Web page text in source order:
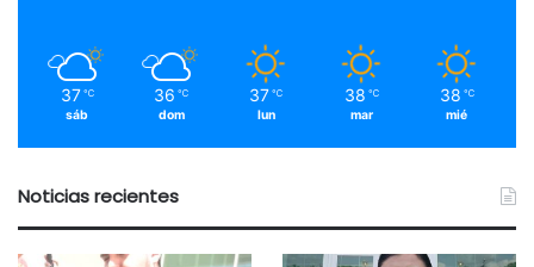
37 ℃
sáb
36 ℃
dom
37 ℃
lun
38 ℃
mar
38 ℃
mié
Noticias recientes